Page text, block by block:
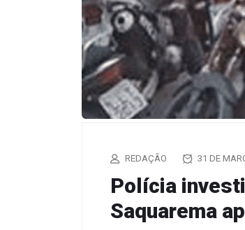
REDAÇÃO 31 DE
Polícia
Saquarema